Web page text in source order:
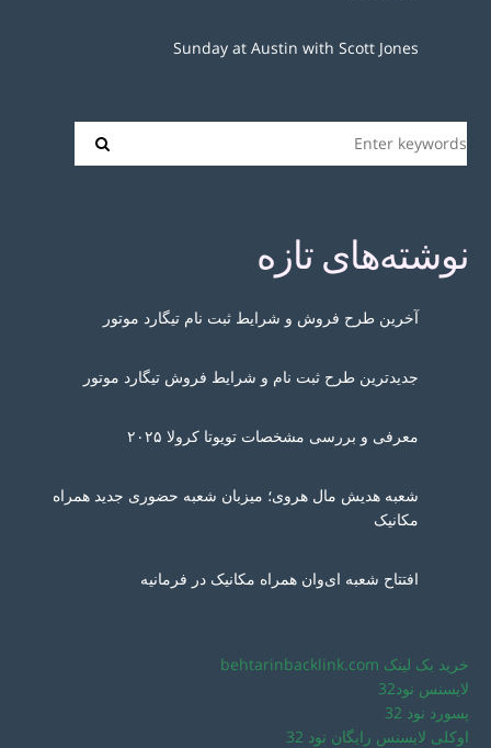
Sunday at Austin with Scott Jones
نوشته‌های تازه
آخرین طرح فروش و شرایط ثبت نام تیگارد موتور
جدیدترین طرح ثبت نام و شرایط فروش تیگارد موتور
معرفی و بررسی مشخصات تویوتا کرولا ۲۰۲۵
شعبه هدیش مال هروی؛ میزبان شعبه حضوری جدید همراه
مکانیک
افتتاح شعبه ای‌وان همراه مکانیک در فرمانیه
خرید بک لینک behtarinbacklink.com
لایسنس نود32
پسورد نود 32
اوکلی لایسنس رایگان نود 32